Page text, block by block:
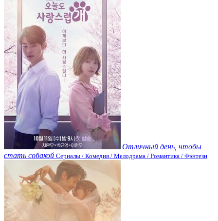
Отличный день, чтобы
стать собакой Сериалы / Комедия / Мелодрама / Романтика / Фэнтези